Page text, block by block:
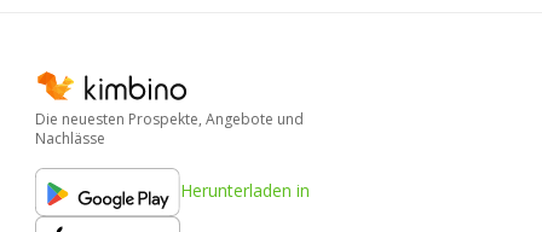
Die neuesten Prospekte, Angebote und
Nachlässe
Herunterladen in